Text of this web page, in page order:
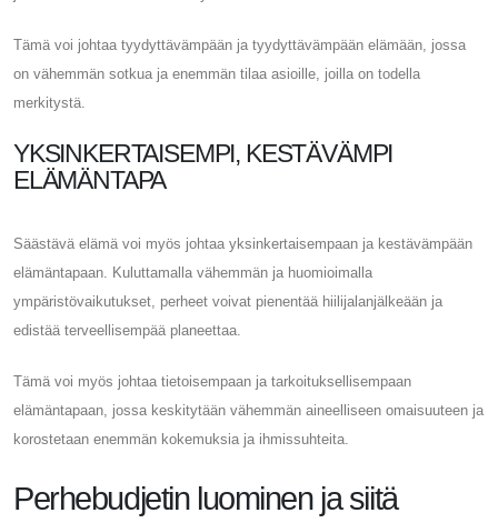
Tämä voi johtaa tyydyttävämpään ja tyydyttävämpään elämään, jossa
on vähemmän sotkua ja enemmän tilaa asioille, joilla on todella
merkitystä.
YKSINKERTAISEMPI, KESTÄVÄMPI
ELÄMÄNTAPA
Säästävä elämä voi myös johtaa yksinkertaisempaan ja kestävämpään
elämäntapaan. Kuluttamalla vähemmän ja huomioimalla
ympäristövaikutukset, perheet voivat pienentää hiilijalanjälkeään ja
edistää terveellisempää planeettaa.
Tämä voi myös johtaa tietoisempaan ja tarkoituksellisempaan
elämäntapaan, jossa keskitytään vähemmän aineelliseen omaisuuteen ja
korostetaan enemmän kokemuksia ja ihmissuhteita.
Perhebudjetin luominen ja siitä